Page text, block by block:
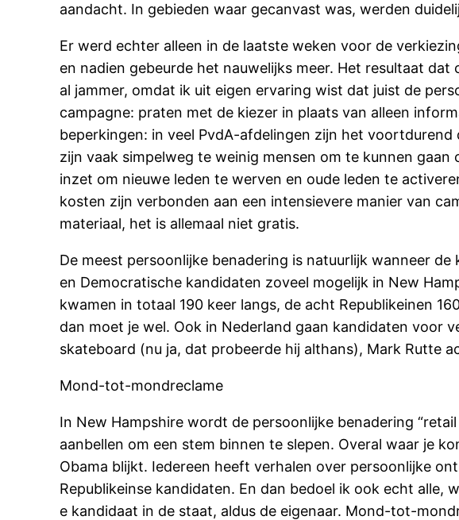
aandacht. In gebieden waar gecanvast was, werden
Er werd echter alleen in de laatste weken voor de
en nadien gebeurde het nauwelijks meer. Het resultaat
al jammer, omdat ik uit eigen ervaring wist dat juist de
campagne: praten met de kiezer in plaats van alleen
beperkingen: in veel PvdA-afdelingen zijn het
zijn vaak simpelweg te weinig mensen om te kunnen
inzet om nieuwe leden te werven en oude leden te
kosten zijn verbonden aan een intensievere manier van
materiaal, het is allemaal niet gratis.
De meest persoonlijke benadering is natuurlijk wanneer
en Democratische kandidaten zoveel mogelijk in New
kwamen in totaal 190 keer langs, de acht Republikeinen
dan moet je wel. Ook in Nederland gaan kandidaten voor
skateboard (nu ja, dat probeerde hij althans), Mark Rutte
Mond-tot-mondreclame
In New Hampshire wordt de persoonlijke benadering
aanbellen om een stem binnen te slepen. Overal waar je
Obama blijkt. Iedereen heeft verhalen over persoonlijke
Republikeinse kandidaten. En dan bedoel ik ook echt alle,
e kandidaat in de staat, aldus de eigenaar. Mond-tot-